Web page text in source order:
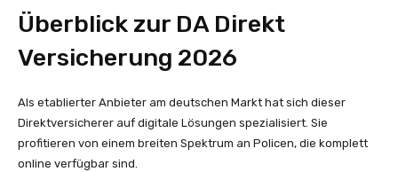
Überblick zur DA Direkt
Versicherung 2026
Als etablierter Anbieter am deutschen Markt hat sich dieser
Direktversicherer auf digitale Lösungen spezialisiert. Sie
profitieren von einem breiten Spektrum an Policen, die komplett
online verfügbar sind.